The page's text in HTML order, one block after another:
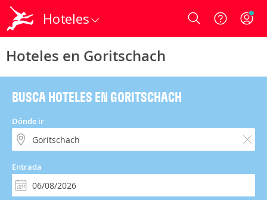
Hoteles Login
Hoteles en Goritschach
BUSCA HOTELES EN GORITSCHACH
Dónde ir
Entrada